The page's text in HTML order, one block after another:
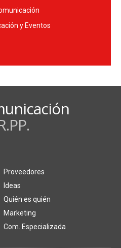
y Eventos
Proveedores
Ideas
Quién es quién
Marketing
Com. Especializada